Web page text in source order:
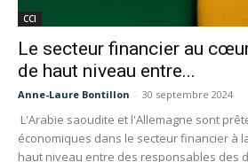
CCI
Le secteur financier au
de haut niveau entre...
Anne-Laure Bontillon - 30 septembre 2024
L'Arabie saoudite et l'Allemagne sont
économiques dans le secteur financier à
haut niveau entre des responsables des